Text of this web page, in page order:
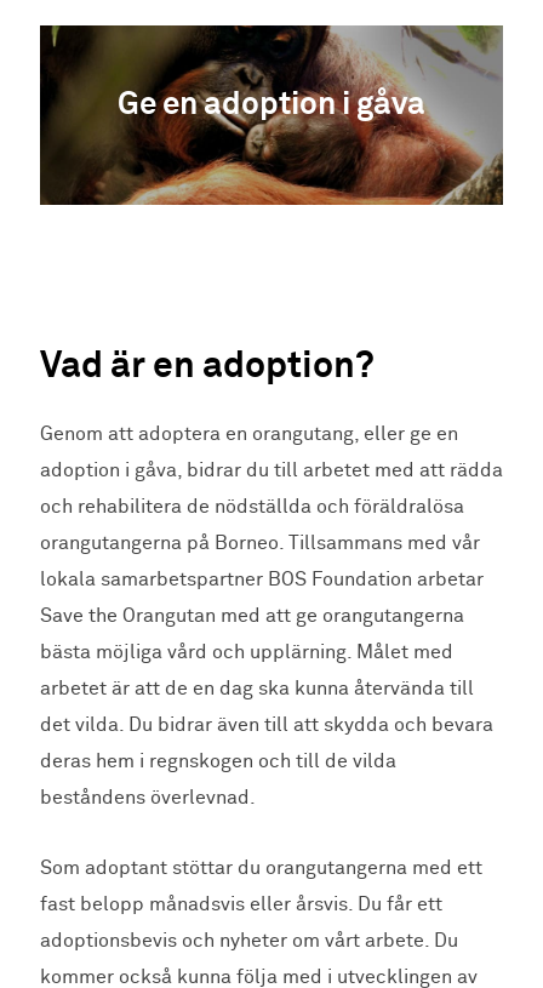
Ge en adoption i gåva
Vad är en adoption?
Genom att adoptera en orangutang, eller ge en
adoption i gåva, bidrar du till arbetet med att rädda
och rehabilitera de nödställda och föräldralösa
orangutangerna på Borneo. Tillsammans med vår
lokala samarbetspartner BOS Foundation arbetar
Save the Orangutan med att ge orangutangerna
bästa möjliga vård och upplärning. Målet med
arbetet är att de en dag ska kunna återvända till
det vilda. Du bidrar även till att skydda och bevara
deras hem i regnskogen och till de vilda
beståndens överlevnad.
Som adoptant stöttar du orangutangerna med ett
fast belopp månadsvis eller årsvis. Du får ett
adoptionsbevis och nyheter om vårt arbete. Du
kommer också kunna följa med i utvecklingen av